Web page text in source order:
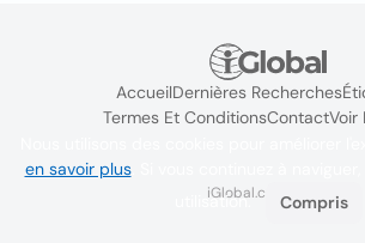
AccueilDernières Recherches
Termes Et ConditionsContactVoir
iGlobal.co @ 2024
en savoir plus. Si vous continuez à naviguer,
utilisation.
Compris